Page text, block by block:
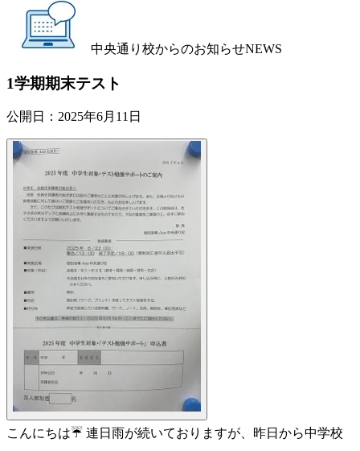
中央通り校からのお知らせNEWS
1学期期末テスト
公開日： 2025年6月11日
こんにちは☔️ 連日雨が続いておりますが、昨日から中学校